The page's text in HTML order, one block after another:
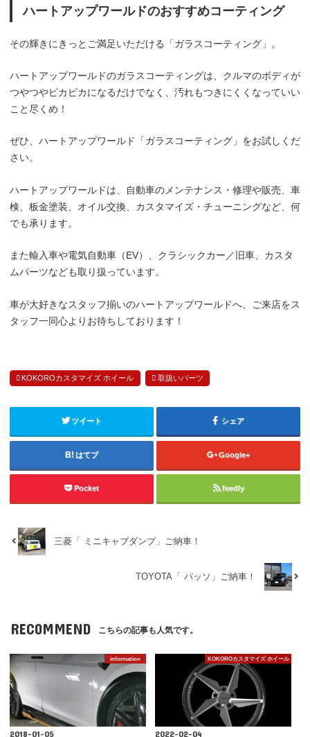
ハートアップワールドのおすすめコーティング
その輝きにきっとご満足いただける「ガラスコーティング」。
ハートアップワールドのガラスコーティングは、クルマのボディが
つやつやピカピカになるだけでなく、汚れもつきにくくなっていい
こと尽くめ！
ぜひ、ハートアップワールド「ガラスコーティング」をお試しくだ
さい。
ハートアップワールドは、自動車のメンテナンス・修理や販売、車
検、板金塗装、オイル交換、カスタマイズ・チューニングなど、何
でも承ります。
また輸入車や電気自動車（EV）、クラシックカー／旧車、カスタ
ムパーツなども取り扱っています。
車が大好きなスタッフ揃いのハートアップワールドへ、ご来店をス
タッフ一同心よりお待ちしております！
KOKOROカスタマイズ ホイール 取扱いパーツ
ツイート シェア
はてブ Google+
Pocket feedly
三菱「 ミニキャブダンプ」ご納車！
TOYOTA「 パッソ」ご納車！
RECOMMEND こちらの記事も人気です。
information
2018-01-05
KOKOROカスタマイズ ホイール
2022-02-04